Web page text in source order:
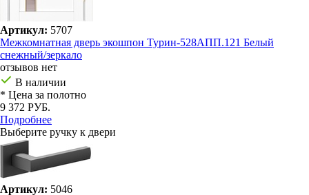
Артикул: 5707
Межкомнатная дверь экошпон Турин-528AПП.121 Белый
снежный/зеркало
отзывов нет
В наличии
* Цена за полотно
9 372 РУБ.
Подробнее
Выберите ручку к двери
Артикул: 5046